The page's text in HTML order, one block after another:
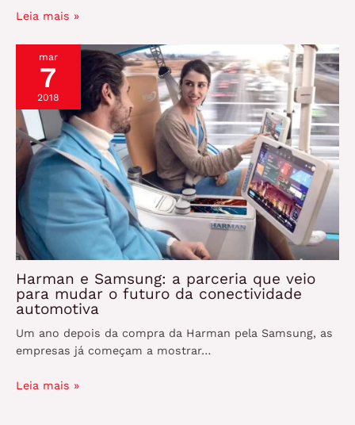
Leia mais »
mar
7
2018
Harman e Samsung: a parceria que veio
para mudar o futuro da conectividade
automotiva
Um ano depois da compra da Harman pela Samsung, as
empresas já começam a mostrar…
Leia mais »